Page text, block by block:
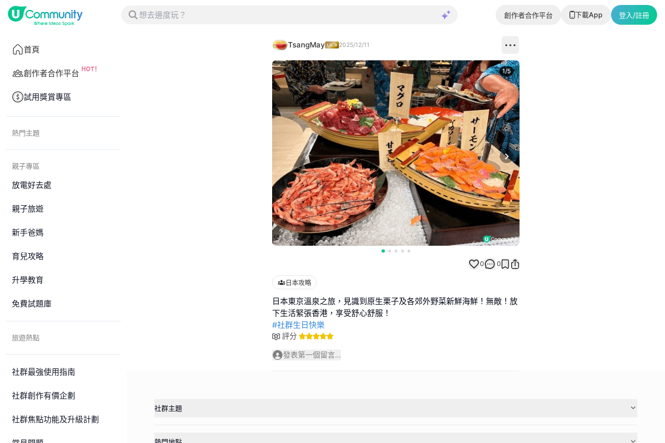
創作者合作平台 下載App 登入/註冊
首頁
創作者合作平台
試用獎賞專區
熱門主題
親子專區
放電好去處
親子旅遊
新手爸媽
育兒攻略
升學教育
免費試題庫
旅遊熱點
社群最強使用指南
社群創作有價企劃
社群焦點功能及升級計劃
TsangMay 2025/12/11
Next slide
1/5
0 0
日本攻略
日本東京溫泉之旅，見識到原生栗子及各郊外野菜新鮮海鮮！無敵！放
#社群生日快樂
評分
發表第一個留言...
社群主題